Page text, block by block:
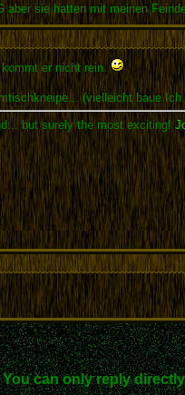
sie hatten mit meinen
er nicht rein.
(vielleicht baue
but surely the most exciting!
can only reply